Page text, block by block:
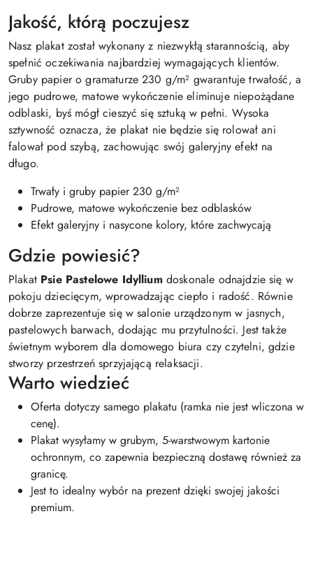
Jakość, którą poczujesz
Nasz plakat został wykonany z niezwykłą starannością, aby
spełnić oczekiwania najbardziej wymagających klientów.
Gruby papier o gramaturze 230 g/m² gwarantuje trwałość, a
jego pudrowe, matowe wykończenie eliminuje niepożądane
odblaski, byś mógł cieszyć się sztuką w pełni. Wysoka
sztywność oznacza, że plakat nie będzie się rolował ani
falował pod szybą, zachowując swój galeryjny efekt na
długo.
Trwały i gruby papier 230 g/m²
Pudrowe, matowe wykończenie bez odblasków
Efekt galeryjny i nasycone kolory, które zachwycają
Gdzie powiesić?
Plakat Psie Pastelowe Idylliumdoskonale odnajdzie się w
pokoju dziecięcym, wprowadzając ciepło i radość. Równie
dobrze zaprezentuje się w salonie urządzonym w jasnych,
pastelowych barwach, dodając mu przytulności. Jest także
świetnym wyborem dla domowego biura czy czytelni, gdzie
stworzy przestrzeń sprzyjającą relaksacji.
Warto wiedzieć
Oferta dotyczy samego plakatu (ramka nie jest wliczona w
cenę).
Plakat wysyłamy w grubym, 5-warstwowym kartonie
ochronnym, co zapewnia bezpieczną dostawę również za
granicę.
Jest to idealny wybór na prezent dzięki swojej jakości
premium.